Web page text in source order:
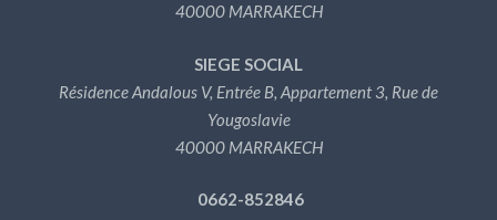
40000 MARRAKECH
SIEGE SOCIAL
Résidence Andalous V, Entrée B, Appartement 3, Rue de
Yougoslavie
40000 MARRAKECH
0662-852846